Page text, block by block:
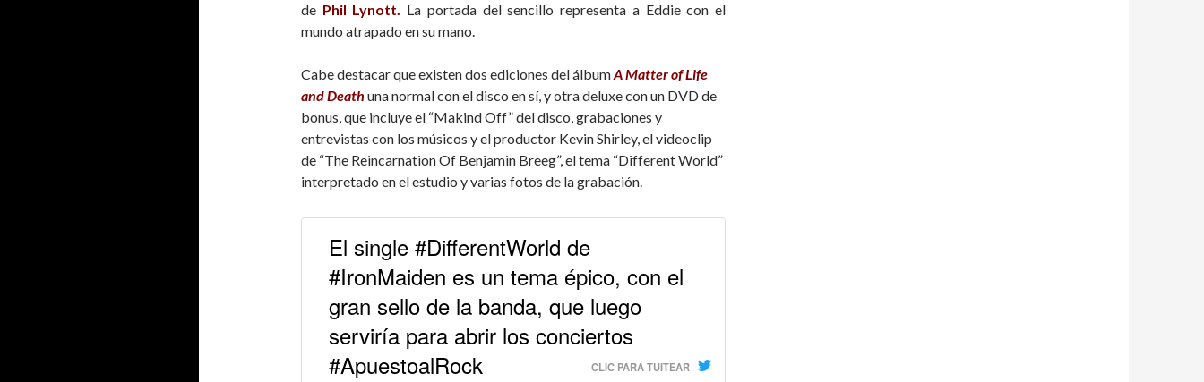
de Phil Lynott. La portada del sencillo representa a Eddie con el
mundo atrapado en su mano.
Cabe destacar que existen dos ediciones del álbumA Matter of Life
and Death una normal con el disco en sí, y otra deluxe con un DVD de
bonus, que incluye el “Makind Off” del disco, grabaciones y
entrevistas con los músicos y el productor Kevin Shirley, el videoclip
de “The Reincarnation Of Benjamin Breeg”, el tema “Different World”
interpretado en el estudio y varias fotos de la grabación.
El single #DifferentWorld de
#IronMaiden es un tema épico, con el
gran sello de la banda, que luego
serviría para abrir los conciertos
#ApuestoalRock
CLIC PARA TUITEAR